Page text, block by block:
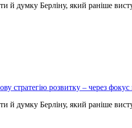
й думку Берліну, який раніше
розвитку – через фокус
й думку Берліну, який раніше